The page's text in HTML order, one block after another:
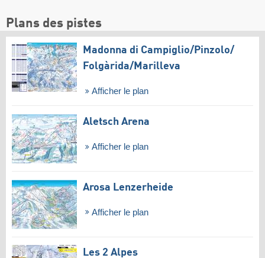
Plans des pistes
Madonna di Campiglio/​Pinzolo/​
Folgàrida/​Marilleva
Afficher le plan
Aletsch Arena
Afficher le plan
Arosa Lenzerheide
Afficher le plan
Les 2 Alpes